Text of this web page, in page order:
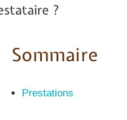
?
Sommaire
Prestations